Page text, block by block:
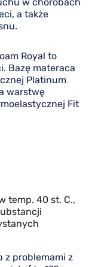
w chorobach
a także
Royal to
Bazę materaca
Platinum
warstwę
Fit
temp. 40 st. C.,
z problemami z